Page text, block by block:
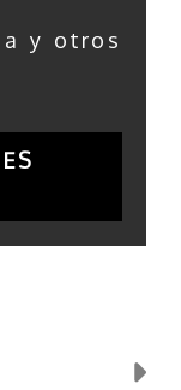
y otros